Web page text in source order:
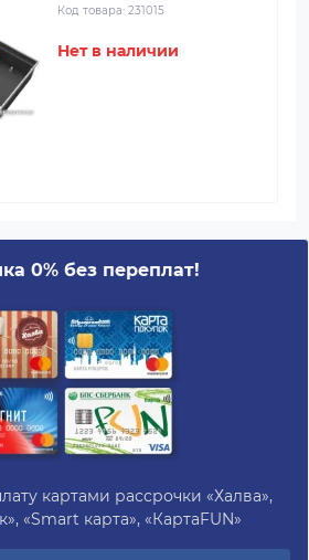
Код товара: 231015
Нет в наличии
0% без переплат!
картами рассрочки «Халва»,
«Smart карта», «КартаFUN»